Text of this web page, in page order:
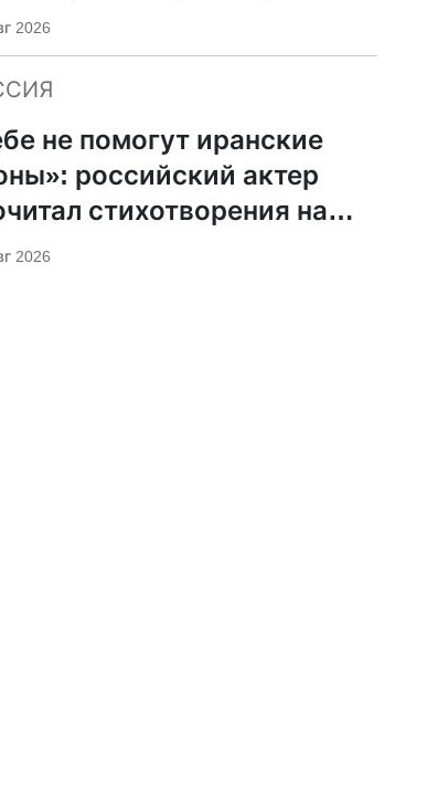
иное
для
Саровского
2026
не помогут иранские
российский актер
стихотворения на
храмов РПЦ
2026